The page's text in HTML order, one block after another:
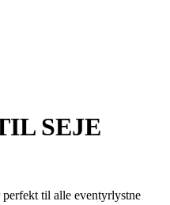
SEJE
til alle eventyrlystne